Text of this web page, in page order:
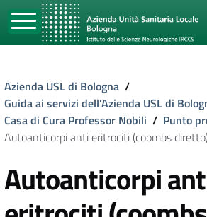
Azienda USL di Bologna /
Guida ai servizi dell'Azienda USL di
Casa di Cura Professor Nobili / Punto
Autoanticorpi anti eritrociti (coombs
Autoanticorpi